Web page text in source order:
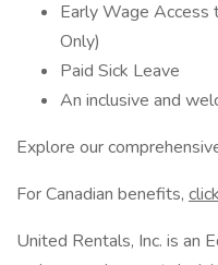
Early Wage Access
Only)
Paid Sick Leave
An inclusive and
Explore our
For Canadian benefits,
United Rentals, Inc. is an